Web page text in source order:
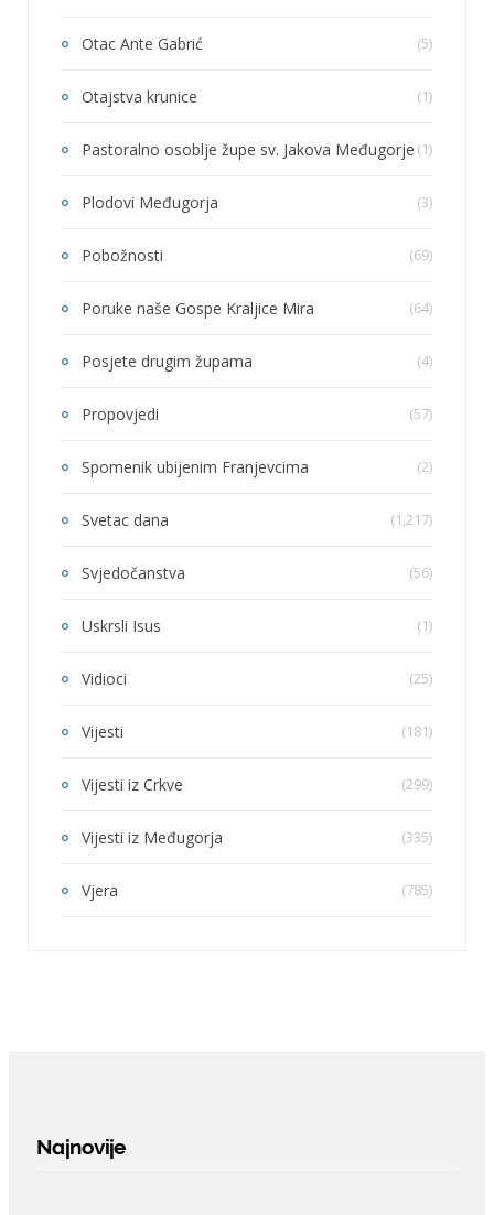
Otac Ante Gabrić (5)
Otajstva krunice (1)
Pastoralno osoblje župe sv. Jakova Međugorje (1)
Plodovi Međugorja (3)
Pobožnosti (69)
Poruke naše Gospe Kraljice Mira (64)
Posjete drugim župama (4)
Propovjedi (57)
Spomenik ubijenim Franjevcima (2)
Svetac dana (1,217)
Svjedočanstva (56)
Uskrsli Isus (1)
Vidioci (25)
Vijesti (181)
Vijesti iz Crkve (299)
Vijesti iz Međugorja (335)
Vjera (785)
Najnovije